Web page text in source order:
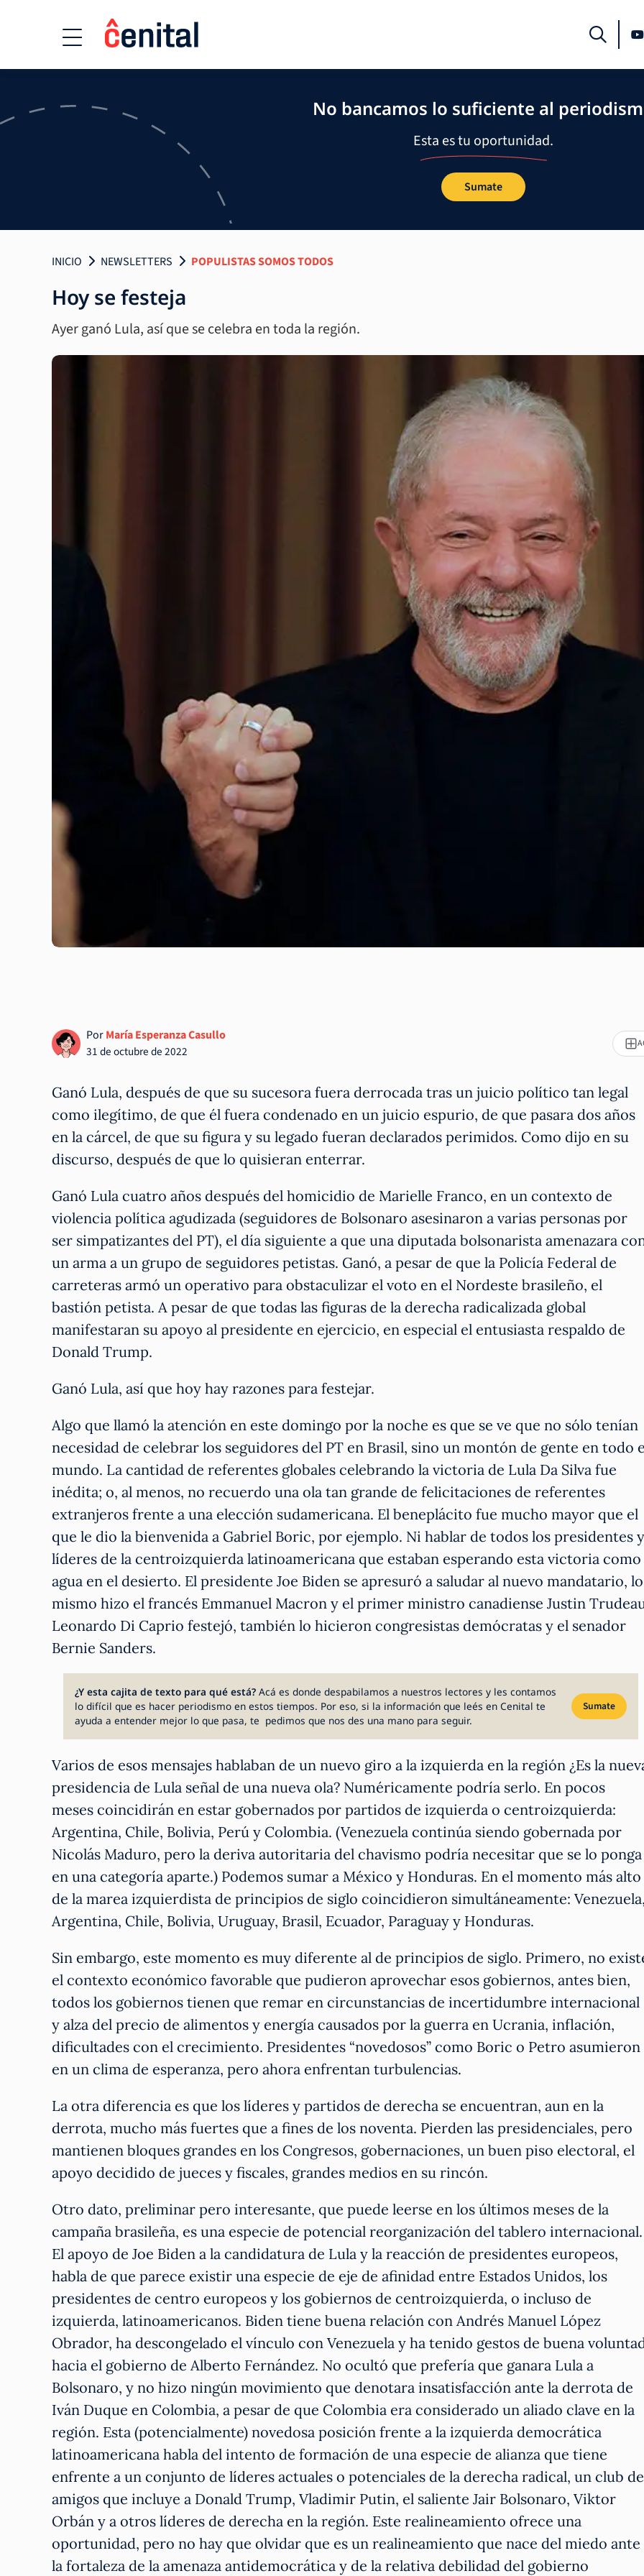
No bancamos lo suficiente al
Esta es tu oportunidad.
Sumate
INICIO NEWSLETTERS POPULISTAS SOMOS TODOS
Hoy se festeja
Ayer ganó Lula, así que se celebra en toda la región.
PorMaría Esperanza Casullo
31 de octubre de 2022
Ganó Lula, después de que su sucesora fuera derrocada tras un juicio político tan legal
como ilegítimo, de que él fuera condenado en un juicio espurio, de que pasara dos años
en la cárcel, de que su figura y su legado fueran declarados perimidos. Como dijo en su
discurso, después de que lo quisieran enterrar.
Ganó Lula cuatro años después del homicidio de Marielle Franco, en un contexto de
violencia política agudizada (seguidores de Bolsonaro asesinaron a varias personas por
ser simpatizantes del PT), el día siguiente a que una diputada bolsonarista amenazara
un arma a un grupo de seguidores petistas. Ganó, a pesar de que la Policía Federal de
carreteras armó un operativo para obstaculizar el voto en el Nordeste brasileño, el
bastión petista. A pesar de que todas las figuras de la derecha radicalizada global
manifestaran su apoyo al presidente en ejercicio, en especial el entusiasta respaldo de
Donald Trump.
Ganó Lula, así que hoy hay razones para festejar.
Algo que llamó la atención en este domingo por la noche es que se ve que no sólo tenían
necesidad de celebrar los seguidores del PT en Brasil, sino un montón de gente en todo
mundo. La cantidad de referentes globales celebrando la victoria de Lula Da Silva fue
inédita; o, al menos, no recuerdo una ola tan grande de felicitaciones de referentes
extranjeros frente a una elección sudamericana. El beneplácito fue mucho mayor que el
que le dio la bienvenida a Gabriel Boric, por ejemplo. Ni hablar de todos los presidentes y
líderes de la centroizquierda latinoamericana que estaban esperando esta victoria como
agua en el desierto. El presidente Joe Biden se apresuró a saludar al nuevo mandatario, lo
mismo hizo el francés Emmanuel Macron y el primer ministro canadiense Justin
Leonardo Di Caprio festejó, también lo hicieron congresistas demócratas y el senador
Bernie Sanders.
¿Y esta cajita de texto para qué está? Acá es donde despabilamos a nuestros lectores y les contamos
lo difícil que es hacer periodismo en estos tiempos. Por eso, si la información que leés en Cenital te
ayuda a entender mejor lo que pasa, te pedimos que nos des una mano para seguir.
Sumate
Varios de esos mensajes hablaban de un nuevo giro a la izquierda en la región ¿Es la
presidencia de Lula señal de una nueva ola? Numéricamente podría serlo. En pocos
meses coincidirán en estar gobernados por partidos de izquierda o centroizquierda:
Argentina, Chile, Bolivia, Perú y Colombia. (Venezuela continúa siendo gobernada por
Nicolás Maduro, pero la deriva autoritaria del chavismo podría necesitar que se lo ponga
en una categoría aparte.) Podemos sumar a México y Honduras. En el momento más alto
de la marea izquierdista de principios de siglo coincidieron simultáneamente:
Argentina, Chile, Bolivia, Uruguay, Brasil, Ecuador, Paraguay y Honduras.
Sin embargo, este momento es muy diferente al de principios de siglo. Primero, no
el contexto económico favorable que pudieron aprovechar esos gobiernos, antes bien,
todos los gobiernos tienen que remar en circunstancias de incertidumbre internacional
y alza del precio de alimentos y energía causados por la guerra en Ucrania, inflación,
dificultades con el crecimiento. Presidentes “novedosos” como Boric o Petro asumieron
en un clima de esperanza, pero ahora enfrentan turbulencias.
La otra diferencia es que los líderes y partidos de derecha se encuentran, aun en la
derrota, mucho más fuertes que a fines de los noventa. Pierden las presidenciales, pero
mantienen bloques grandes en los Congresos, gobernaciones, un buen piso electoral, el
apoyo decidido de jueces y fiscales, grandes medios en su rincón.
Otro dato, preliminar pero interesante, que puede leerse en los últimos meses de la
campaña brasileña, es una especie de potencial reorganización del tablero internacional.
El apoyo de Joe Biden a la candidatura de Lula y la reacción de presidentes europeos,
habla de que parece existir una especie de eje de afinidad entre Estados Unidos, los
presidentes de centro europeos y los gobiernos de centroizquierda, o incluso de
izquierda, latinoamericanos. Biden tiene buena relación con Andrés Manuel López
Obrador, ha descongelado el vínculo con Venezuela y ha tenido gestos de buena
hacia el gobierno de Alberto Fernández. No ocultó que prefería que ganara Lula a
Bolsonaro, y no hizo ningún movimiento que denotara insatisfacción ante la derrota de
Iván Duque en Colombia, a pesar de que Colombia era considerado un aliado clave en la
región. Esta (potencialmente) novedosa posición frente a la izquierda democrática
latinoamericana habla del intento de formación de una especie de alianza que tiene
enfrente a un conjunto de líderes actuales o potenciales de la derecha radical, un club de
amigos que incluye a Donald Trump, Vladimir Putin, el saliente Jair Bolsonaro, Viktor
Orbán y a otros líderes de derecha en la región. Este realineamiento ofrece una
oportunidad, pero no hay que olvidar que es un realineamiento que nace del miedo ante
la fortaleza de la amenaza antidemocrática y de la relativa debilidad del gobierno